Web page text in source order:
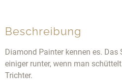
Beschreibung
Diamond Painter kennen es.
einiger runter, wenn man
Trichter.